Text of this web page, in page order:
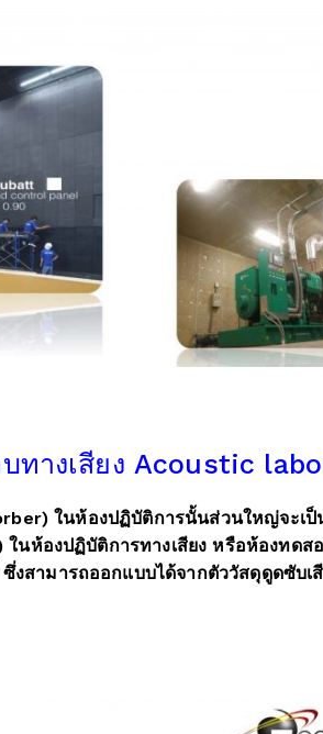
ทางเสียง Acoustic
ในห้องปฏิบัติการนั้นส่วนใหญ่จะเป็
ห้องปฏิบัติการทางเสียง หรือห้องทด
ามารถออกแบบได้จากตัววัสดุดูดซับเ